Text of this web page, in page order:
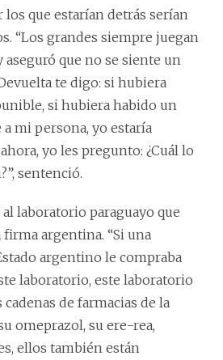
los que estarían detrás serían
“Los grandes siempre juegan
aseguró que no se siente un
te digo: si hubiera
si hubiera habido un
mi persona, yo estaría
yo les pregunto: ¿Cuál lo
sentenció.
laboratorio paraguayo que
argentina. “Si una
argentino le compraba
laboratorio, este laboratorio
de farmacias de la
omeprazol, su ere-rea,
ellos también están